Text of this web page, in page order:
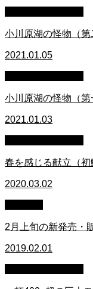
小川原湖の怪物（第
2021.01.05
小川原湖の怪物（第
2021.01.03
春を感じる献立（初
2020.03.02
2月上旬の新発売・
2019.02.01